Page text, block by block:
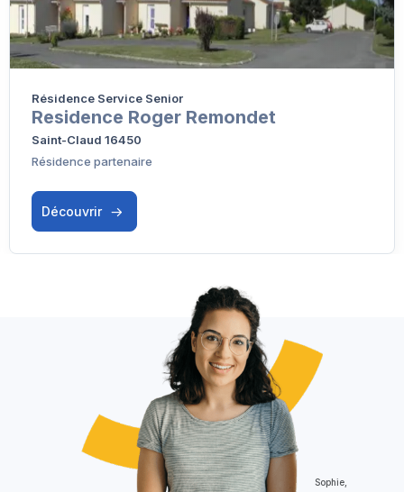
Résidence Service Senior
Residence Roger Remondet
Saint-Claud 16450
Résidence partenaire
Découvrir
Sophie,